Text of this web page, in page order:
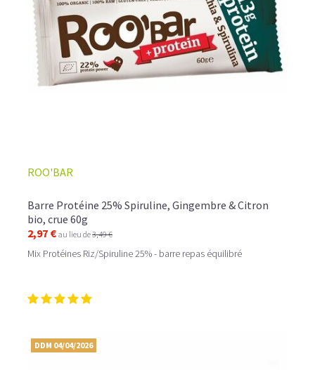
ROO'BAR
Barre Protéine 25% Spiruline, Gingembre & Citron
bio, crue 60g
2,97 € au lieu de3,49 €
Mix Protéines Riz/Spiruline 25% - barre repas équilibré
DDM 04/04/2026